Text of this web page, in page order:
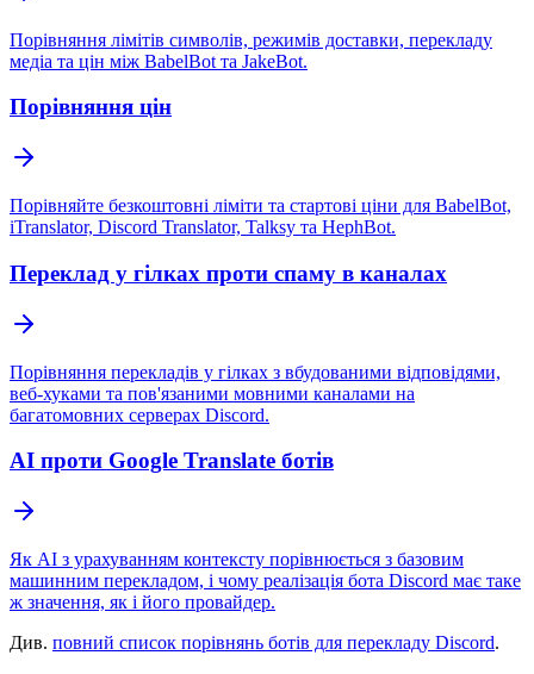
Порівняння лімітів символів, режимів доставки, перекладу
медіа та цін між BabelBot та JakeBot.
Порівняння цін
Порівняйте безкоштовні ліміти та стартові ціни для BabelBot,
iTranslator, Discord Translator, Talksy та HephBot.
Переклад у гілках проти спаму в каналах
Порівняння перекладів у гілках з вбудованими відповідями,
веб-хуками та пов'язаними мовними каналами на
багатомовних серверах Discord.
AI проти Google Translate ботів
Як AI з урахуванням контексту порівнюється з базовим
машинним перекладом, і чому реалізація бота Discord має таке
ж значення, як і його провайдер.
Див. повний список порівнянь ботів для перекладу Discord.